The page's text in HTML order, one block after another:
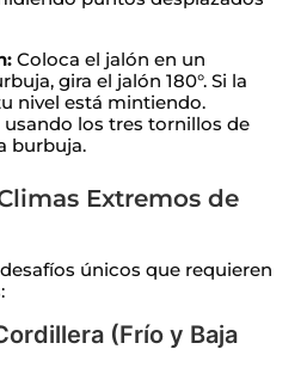
Coloca el jalón en un
gira el jalón 180°. Si la
nivel está mintiendo.
los tres tornillos de
burbuja.
Extremos de
únicos que requieren
(Frío y Baja